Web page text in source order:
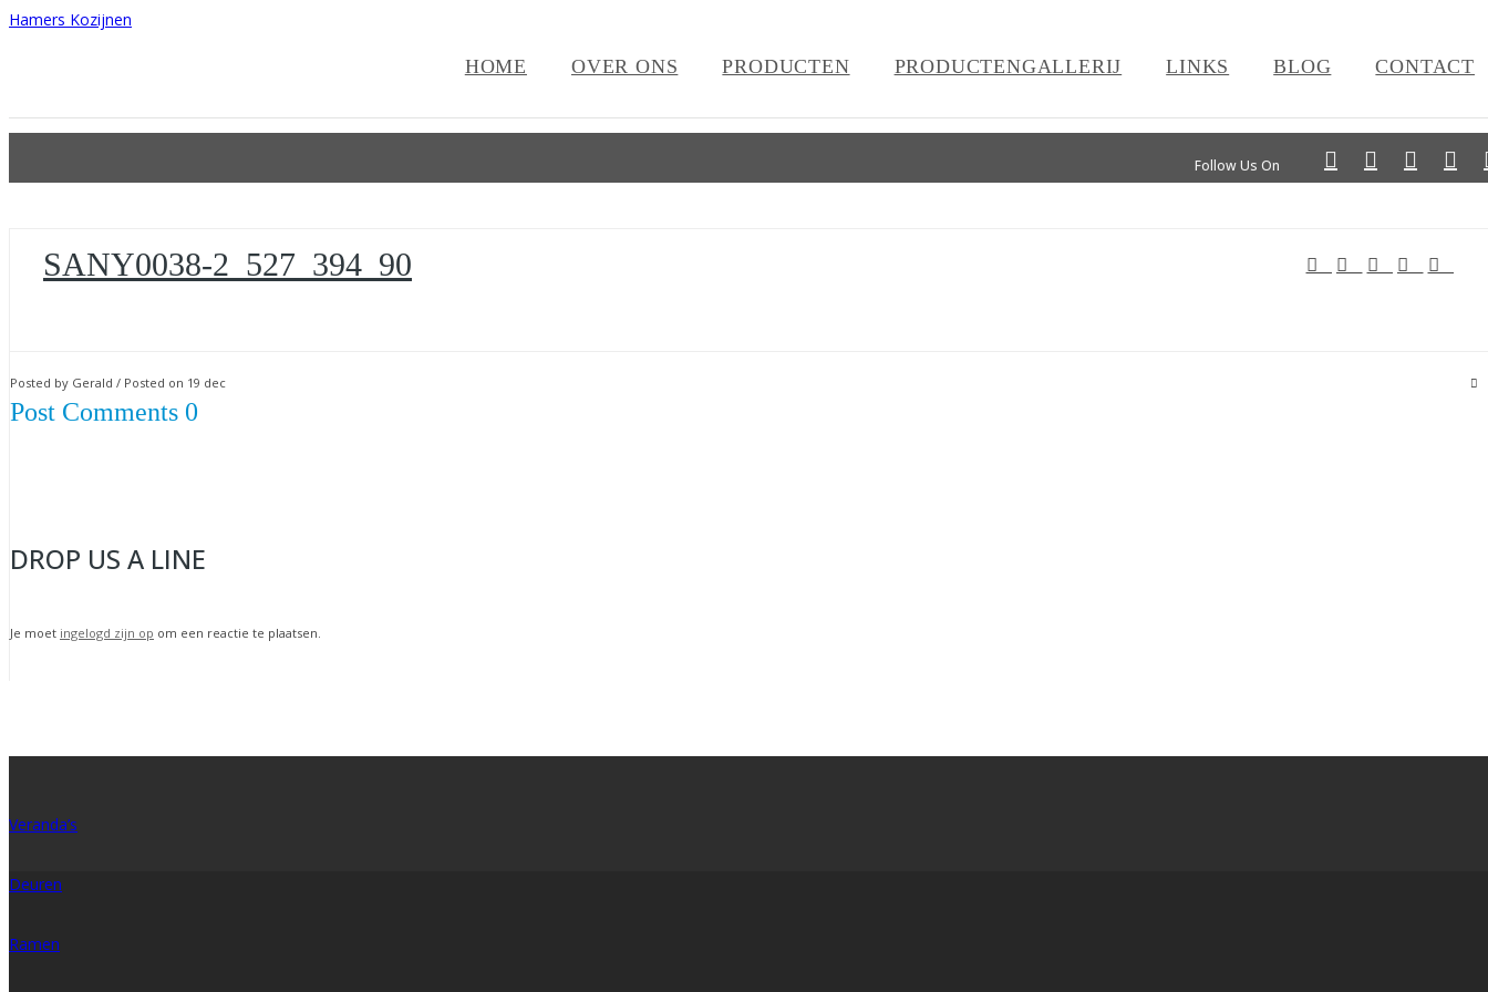
Hamers Kozijnen
HOME OVER ONS PRODUCTEN PRODUCTENGALLERIJ LINKS BLOG CONTACT
Follow Us On
SANY0038-2_527_394_90
Posted by Gerald / Posted on 19 dec
Post Comments 0
DROP US A LINE
Je moet ingelogd zijn op om een reactie te plaatsen.
Veranda’s
Deuren
Ramen